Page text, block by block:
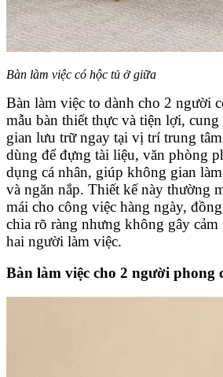
Bàn làm việc có hộc tủ ở giữa
Bàn làm việc to dành cho 2 người
mẫu bàn thiết thực và tiện lợi,
gian lưu trữ ngay tại vị trí trung
dùng để đựng tài liệu, văn phòng
dụng cá nhân, giúp không gian
và ngăn nắp. Thiết kế này thường
mái cho công việc hàng ngày,
chia rõ ràng nhưng không gây cảm
hai người làm việc.
Bàn làm việc cho 2 người phong